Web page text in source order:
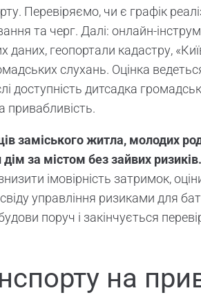
Перевіряємо, чи є графік
та черг. Далі: онлайн-
даних, геопортали кадастру,
слухань. Оцінка
доступність дитсадка
привабливість.
заміського житла, молодих
дім за містом без зайвих ризиків.
імовірність затримок,
управління ризиками для
поруч і закінчується
на